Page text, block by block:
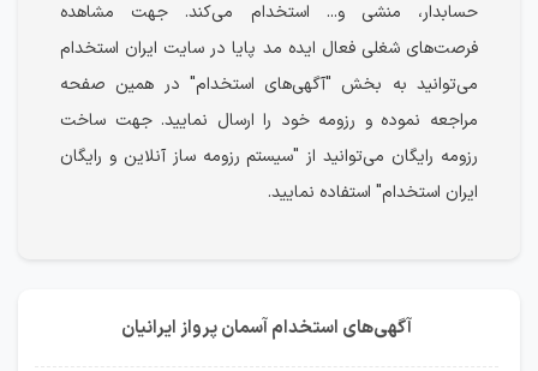
حسابدار، منشی و... استخدام می‌کند. جهت مشاهده
فرصت‌های شغلی فعال ایده مد پایا در سایت ایران استخدام
می‌توانید به بخش "آگهی‌های استخدام" در همین صفحه
مراجعه نموده و رزومه خود را ارسال نمایید. جهت ساخت
رزومه رایگان می‌توانید از "سیستم رزومه ساز آنلاین و رایگان
ایران استخدام" استفاده نمایید.
آگهی‌های استخدام آسمان پرواز ایرانیان